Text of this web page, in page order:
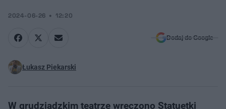
2024-06-26 12:20
Dodaj do Google
Łukasz Piekarski
W grudziądzkim teatrze wręczono Statuetki